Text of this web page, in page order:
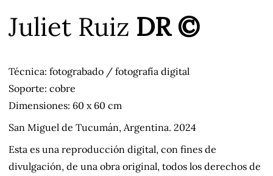
Juliet Ruiz DR ©
Técnica: fotograbado / fotografía digital
Soporte: cobre
Dimensiones: 60 x 60 cm
San Miguel de Tucumán, Argentina. 2024
Esta es una reproducción digital, con fines de
divulgación, de una obra original, todos los derechos de